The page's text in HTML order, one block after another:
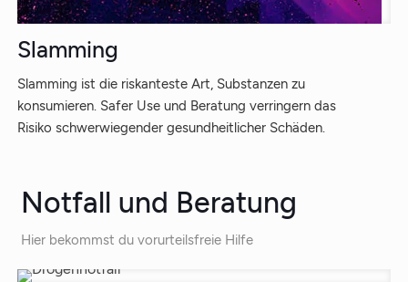
Slamming
Slamming ist die riskanteste Art, Substanzen zu
konsumieren. Safer Use und Beratung verringern das
Risiko schwerwiegender gesundheitlicher Schäden.
Notfall und Beratung
Hier bekommst du vorurteilsfreie Hilfe